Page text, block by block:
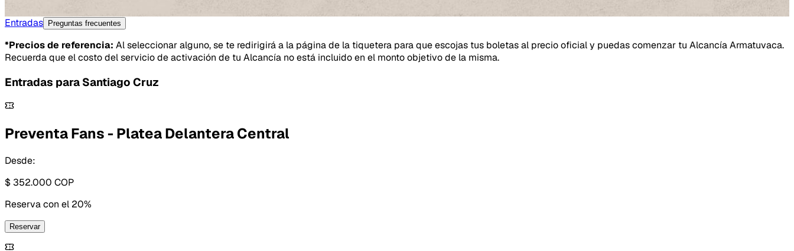
Entradas Preguntas frecuentes
*Precios de referencia: Al seleccionar alguno, se te redirigirá a la página de la tiquetera para que escojas tus boletas al precio oficial y puedas comenzar tu Alcancía Armatuvaca.
Recuerda que el costo del servicio de activación de tu Alcancía no está incluido en el monto objetivo de la misma.
Entradas para Santiago Cruz
Preventa Fans - Platea Delantera Central
Desde:
$ 352.000 COP
Reserva con el 20%
Reservar